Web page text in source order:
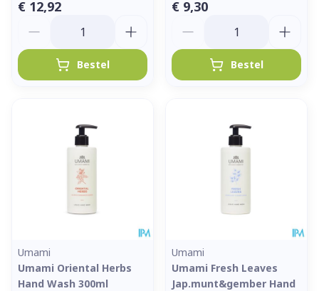
€ 12,92
Bestel
€ 9,30
Bestel
Umami
Umami Oriental Herbs
Hand Wash 300ml
Umami
Umami Fresh Leaves
Jap.munt&gember Hand